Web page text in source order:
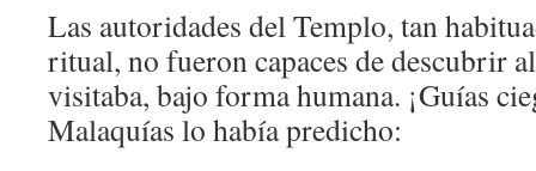
Las autoridades del Templo, tan
ritual, no fueron capaces de descubrir
visitaba, bajo forma humana. ¡Guías
Malaquías lo había predicho: